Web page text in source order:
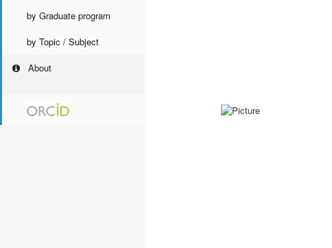
by Graduate program
by Topic / Subject
About